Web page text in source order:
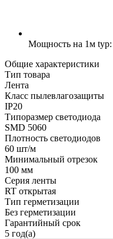
Мощность на 1м
Общие характеристики
Тип товара
Лента
Класс пылевлагозащиты
IP20
Типоразмер светодиода
SMD 5060
Плотность светодиодов
60 шт/м
Минимальный отрезок
100 мм
Серия ленты
RT открытая
Тип герметизации
Без герметизации
Гарантийный срок
5 год(а)